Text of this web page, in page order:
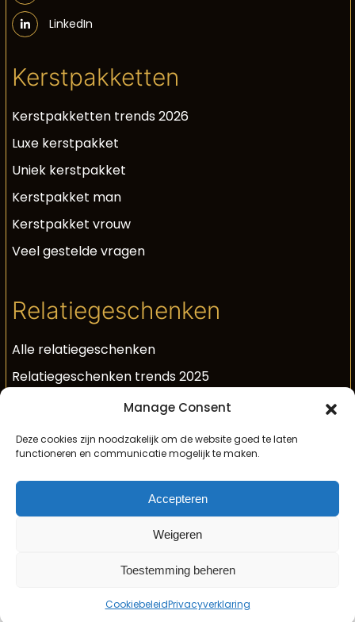
Manage Consent
Deze cookies zijn noodzakelijk om de website goed te laten
functioneren en communicatie mogelijk te maken.
Accepteren
Weigeren
Toestemming beheren
CookiebeleidPrivacyverklaring
LinkedIn
Kerstpakketten
Kerstpakketten trends 2026
Luxe kerstpakket
Uniek kerstpakket
Kerstpakket man
Kerstpakket vrouw
Veel gestelde vragen
Relatiegeschenken
Alle relatiegeschenken
Relatiegeschenken trends 2025
Luxe relatiegeschenken
Relatiegeschenken met bubbels
Geschenk voor medewerkers
By Marvon geschenken